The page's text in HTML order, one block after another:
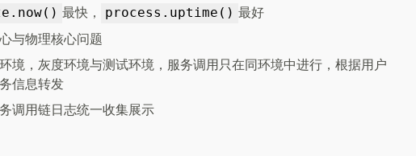
最快， process.uptime() 最好
与物理核心问题
境，灰度环境与测试环境，服务调用只在同环境中进行，根据用户
信息转发
调用链日志统一收集展示